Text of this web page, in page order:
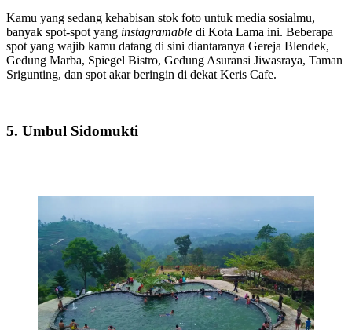
Kamu yang sedang kehabisan stok foto untuk media sosialmu,
banyak spot-spot yang instagramable di Kota Lama ini. Beberapa
spot yang wajib kamu datang di sini diantaranya Gereja Blendek,
Gedung Marba, Spiegel Bistro, Gedung Asuransi Jiwasraya, Taman
Srigunting, dan spot akar beringin di dekat Keris Cafe.
5. Umbul Sidomukti